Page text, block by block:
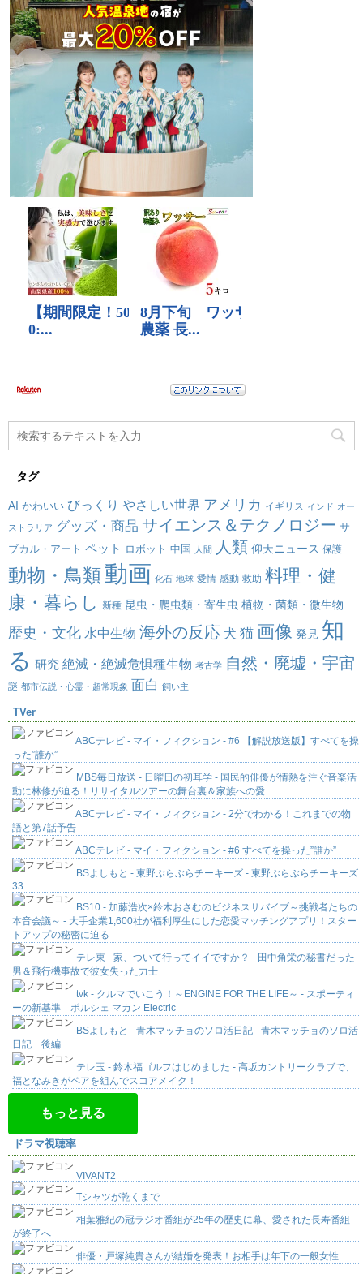
タグ
AI かわいい びっくり やさしい世界 アメリカ イギリス インド オー
ストラリア グッズ・商品 サイエンス＆テクノロジー サ
ブカル・アート ペット ロボット 中国 人間 人類 仰天ニュース 保護
動物・鳥類動画 化石 地球 愛情 感動 救助 料理・健
康・暮らし
新種 昆虫・爬虫類・寄生虫 植物・菌類・微生物
歴史・文化 水中生物 海外の反応 犬 猫 画像 発見 知
る 研究 絶滅・絶滅危惧種生物 考古学 自然・廃墟・宇宙
謎 都市伝説・心霊・超常現象 面白 飼い主
TVer
ABCテレビ - マイ・フィクション - #6 【解説放送版】すべてを操
った”誰か”
MBS毎日放送 - 日曜日の初耳学 - 国民的俳優が情熱を注ぐ音楽活
動に林修が迫る！リサイタルツアーの舞台裏＆家族への愛
ABCテレビ - マイ・フィクション - 2分でわかる！これまでの物
語と第7話予告
ABCテレビ - マイ・フィクション - #6 すべてを操った”誰か”
BSよしもと - 東野ぶらぶらチーキーズ - 東野ぶらぶらチーキーズ
33
BS10 - 加藤浩次×鈴木おさむのビジネスサバイブ～挑戦者たちの
本音会議～ - 大手企業1,600社が福利厚生にした恋愛マッチングアプリ！スター
トアップの秘密に迫る
テレ東 - 家、ついて行ってイイですか？ - 田中角栄の秘書だった
男＆飛行機事故で彼女失った力士
tvk - クルマでいこう！～ENGINE FOR THE LIFE～ - スポーティ
ーの新基準 ポルシェ マカン Electric
BSよしもと - 青木マッチョのソロ活日記 - 青木マッチョのソロ活
日記 後編
テレ玉 - 鈴木福ゴルフはじめました - 高坂カントリークラブで、
福となみきがペアを組んでスコアメイク！
もっと見る
ドラマ視聴率
VIVANT2
Tシャツが乾くまで
相葉雅紀の冠ラジオ番組が25年の歴史に幕、愛された長寿番組
が終了へ
俳優・戸塚純貴さんが結婚を発表！お相手は年下の一般女性